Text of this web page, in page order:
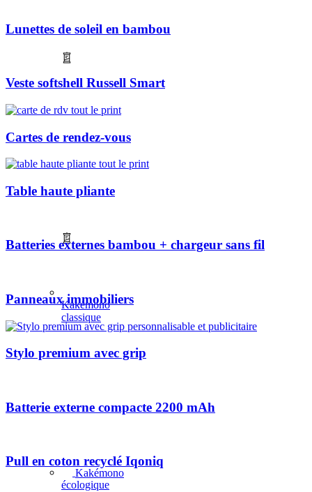
Kakémono
écologique
Kakémono
classique
Lunettes de soleil en bambou
Veste softshell Russell Smart
Cartes de rendez-vous
Table haute pliante
Batteries externes bambou + chargeur sans fil
Panneaux immobiliers
Stylo premium avec grip
Batterie externe compacte 2200 mAh
Pull en coton recyclé Iqoniq